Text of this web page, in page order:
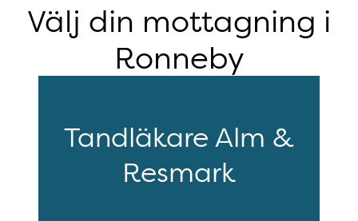
Välj din mottagning i
Ronneby
Tandläkare Alm &
Resmark